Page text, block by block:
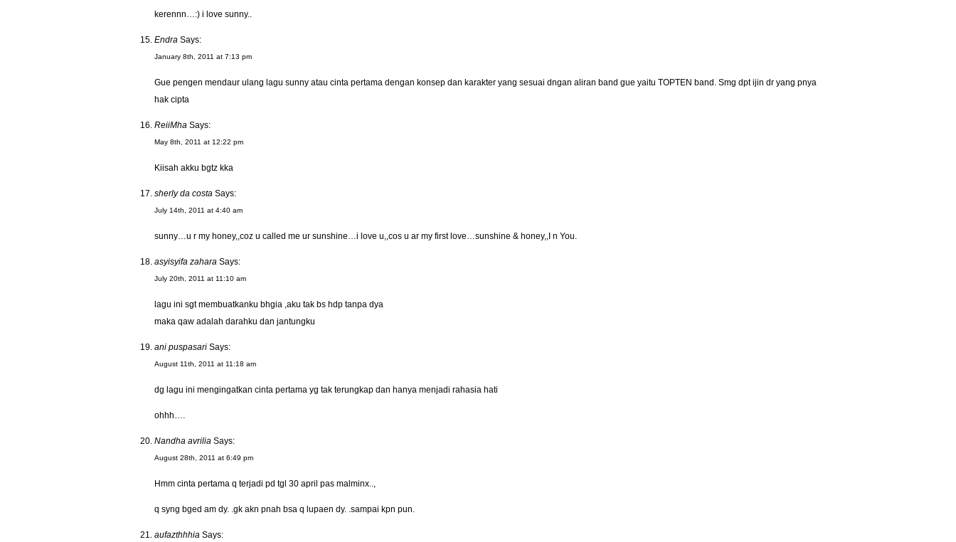
kerennn…:) i love sunny..
Endra Says:
January 8th, 2011 at 7:13 pm
Gue pengen mendaur ulang lagu sunny atau cinta pertama dengan konsep dan karakter yang sesuai dngan aliran band gue yaitu TOPTEN band. Smg dpt ijin dr yang pnya
hak cipta
ReiiMha Says:
May 8th, 2011 at 12:22 pm
Kiisah akku bgtz kka
sherly da costa Says:
July 14th, 2011 at 4:40 am
sunny…u r my honey,,coz u called me ur sunshine…i love u,,cos u ar my first love…sunshine & honey,,I n You.
asyisyifa zahara Says:
July 20th, 2011 at 11:10 am
lagu ini sgt membuatkanku bhgia ,aku tak bs hdp tanpa dya
maka qaw adalah darahku dan jantungku
ani puspasari Says:
August 11th, 2011 at 11:18 am
dg lagu ini mengingatkan cinta pertama yg tak terungkap dan hanya menjadi rahasia hati
ohhh….
Nandha avrilia Says:
August 28th, 2011 at 6:49 pm
Hmm cinta pertama q terjadi pd tgl 30 april pas malminx..,
q syng bged am dy. .gk akn pnah bsa q lupaen dy. .sampai kpn pun.
aufazthhhia Says: